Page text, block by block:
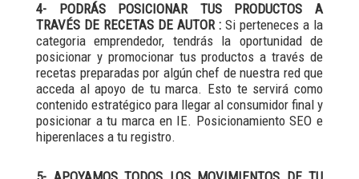
4- PODRÁS POSICIONAR TUS PRODUCTOS A
TRAVÉS DE RECETAS DE AUTOR : Si perteneces a la
categoria emprendedor, tendrás la oportunidad de
posicionar y promocionar tus productos a través de
recetas preparadas por algún chef de nuestra red que
acceda al apoyo de tu marca. Esto te servirá como
contenido estratégico para llegar al consumidor final y
posicionar a tu marca en IE. Posicionamiento SEO e
hiperenlaces a tu registro.